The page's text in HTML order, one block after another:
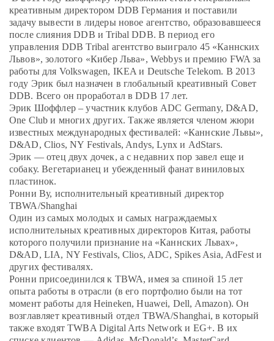
креативным директором DDB Германия и поставили
задачу вывести в лидеры новое агентство, образовавшееся
после слияния DDB и Tribal DDB. В период его
управления DDB Tribal агентство выиграло 45 «Каннских
Львов», золотого «Кибер Льва», Webbys и премию FWA за
работы для Volkswagen, IKEA и Deutsche Telekom. В 2013
году Эрик был назначен в глобальный креативный Совет
DDB. Всего он проработал в DDB 17 лет.
Эрик Шоффлер – участник клубов ADC Germany, D&AD,
One Club и многих других. Также является членом жюри
известных международных фестивалей: «Каннские Львы»,
D&AD, Clios, NY Festivals, Andys, Lynx и AdStars.
Эрик — отец двух дочек, а с недавних пор завел еще и
собаку. Вегетарианец и убежденный фанат виниловых
пластинок.
Ронни Ву, исполнительный креативный директор
TBWA/Shanghai
Один из самых молодых и самых награждаемых
исполнительных креативных директоров Китая, работы
которого получили признание на «Каннских Львах»,
D&AD, LIA, NY Festivals, Clios, ADC, Spikes Asia, AdFest и
других фестивалях.
Ронни присоединился к TBWA, имея за спиной 15 лет
опыта работы в отрасли (в его портфолио были на тот
момент работы для Heineken, Huawei, Dell, Amazon). Он
возглавляет креативный отдел TBWA/Shanghai, в который
также входят TWBA Digital Arts Network и EG+. В их